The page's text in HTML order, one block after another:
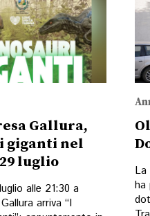
Gallura,
giganti nel
luglio
alle 21:30 a
arriva “I
La
ha